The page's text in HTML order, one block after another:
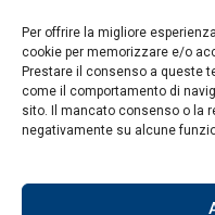
Per offrire la migliore
cookie per memorizzare e/o
Prestare il consenso a queste
come il comportamento di
sito. Il mancato consenso o la
negativamente su alcune
ANALISI E OPINIONI
SPORT
Contatti
Informativa sulla privacy
DA NON PERDERE
legge